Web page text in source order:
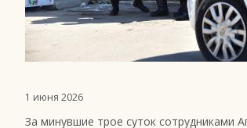
1 июня 2026
За минувшие трое суток сотрудниками